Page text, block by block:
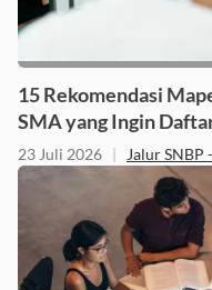
15 Rekomendasi
SMA yang Ingin
23 Juli 2026 | Jalur SNBP